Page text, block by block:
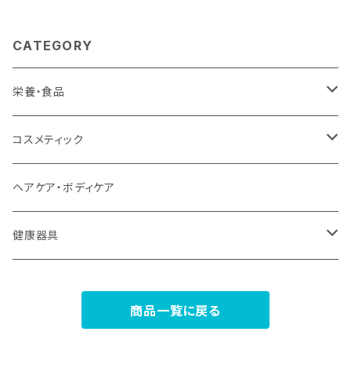
CATEGORY
栄養・食品
植物エキス商品
植物ミネラル
プロテイン
コスメティック
ヘナシリーズ
モイスチュアEXシリーズ
プラナエッセンス
ヘアケア・ボディケア
健康器具
商品一覧に戻る